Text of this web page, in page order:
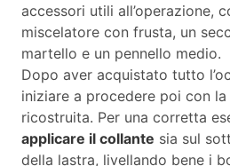
accessori utili all’operazione,
miscelatore con frusta, un
martello e un pennello medio.
Dopo aver acquistato tutto
iniziare a procedere poi con
ricostruita. Per una corretta
applicare il collante sia sul
della lastra, livellando bene i